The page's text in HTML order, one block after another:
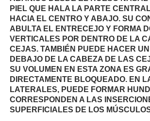
PIEL QUE HALA LA PARTE
HACIA EL CENTRO Y ABAJO. SU
ABULTA EL ENTRECEJO Y FORMA
VERTICALES POR DENTRO DE LA
CEJAS. TAMBIÉN PUEDE HACER
DEBAJO DE LA CABEZA DE LAS
SU VOLUMEN EN ESTA ZONA ES
DIRECTAMENTE BLOQUEADO. EN
LATERALES, PUEDE FORMAR
CORRESPONDEN A LAS
SUPERFICIALES DE LOS